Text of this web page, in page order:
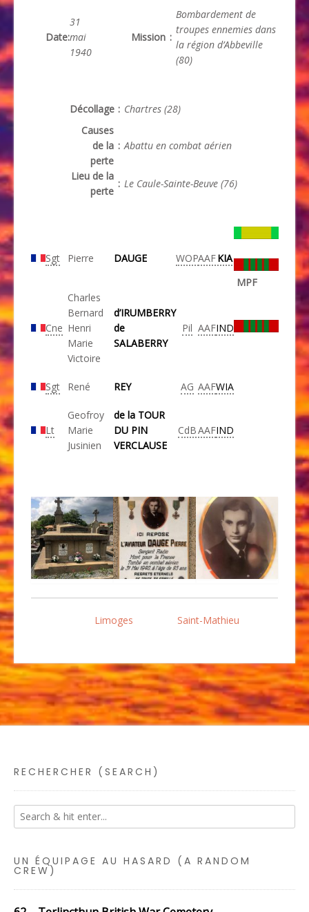
Date:
31
mai
1940
Mission :
Bombardement de
troupes ennemies dans
la région d’Abbeville
(80)
Décollage : Chartres (28)
Causes
de la
perte
: Abattu en combat aérien
Lieu de la
perte
: Le Caule-Sainte-Beuve (76)
Sgt Pierre DAUGE WOPAAFKIA
MPF
Cne
Charles
Bernard
Henri
Marie
Victoire
d’IRUMBERRY
de
SALABERRY
Pil AAFIND
Sgt René REY AG AAFWIA
Lt
Geofroy
Marie
Jusinien
de la TOUR
DU PIN
VERCLAUSE
CdBAAFIND
Limoges Saint-Mathieu
RECHERCHER (SEARCH)
UN ÉQUIPAGE AU HASARD (A RANDOM
CREW)